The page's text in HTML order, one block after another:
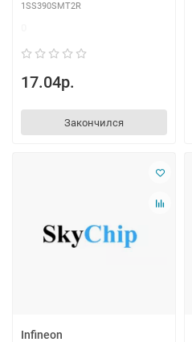
1SS390SMT2R
17.04р.
Закончился
Infineon